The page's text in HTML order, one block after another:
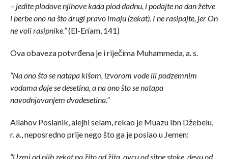
– jedite plodove njihove kada plod dadnu, i podajte na dan žetve
i berbe ono na što drugi pravo imaju (zekat). I ne rasipajte, jer On
ne voli rasipnike.”(El-En‘am, 141)
Ova obaveza potvrđena je i riječima Muhammeda, a. s.
“Na ono što se natapa kišom, izvorom vode ili podzemnim
vodama daje se desetina, a na ono što se natapa
navodnjavanjem dvadesetina.”
Allahov Poslanik, alejhi selam, rekao je Muazu ibn Džebelu,
r. a., neposredno prije nego što ga je poslao u Jemen:
“Uzmi od njih zekat na žito od žita, ovcu od sitne stoke, devu od